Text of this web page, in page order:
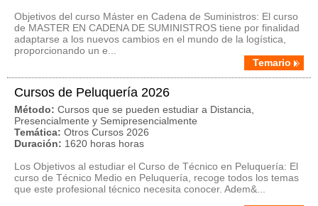
Objetivos del curso Máster en Cadena de Suministros: El curso
de MASTER EN CADENA DE SUMINISTROS tiene por finalidad
adaptarse a los nuevos cambios en el mundo de la logística,
proporcionando un e...
Temario
Cursos de Peluquería 2026
Método: Cursos que se pueden estudiar a Distancia,
Presencialmente y Semipresencialmente
Temática: Otros Cursos 2026
Duración: 1620 horas horas
Los Objetivos al estudiar el Curso de Técnico en Peluquería: El
curso de Técnico Medio en Peluquería, recoge todos los temas
que este profesional técnico necesita conocer. Adem&...